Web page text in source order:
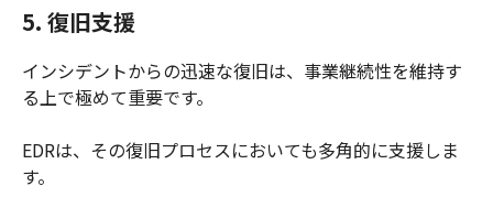
5. 復旧支援
インシデントからの迅速な復旧は、事業継続性を維持す
る上で極めて重要です。
EDRは、その復旧プロセスにおいても多角的に支援しま
す。